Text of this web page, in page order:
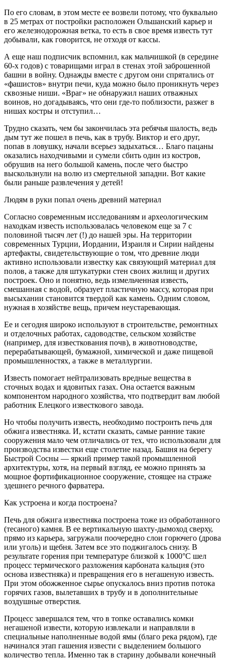
По его словам, в этом месте ее возвели потому, что буквально
в 25 метрах от постройки расположен Ольшанский карьер и
его железнодорожная ветка, то есть в свое время известь тут
добывали, как говорится, не отходя от кассы.
А еще наш подписчик вспомнил, как мальчишкой (в середине
60-х годов) с товарищами играл в стенах этой заброшенной
башни в войну. Однажды вместе с другом они спрятались от
«фашистов» внутри печи, куда можно было проникнуть через
сквозные ниши. «Враг» не обнаружил наших отважных
воинов, но догадываясь, что они где-то поблизости, разжег в
нишах костры и отступил…
Трудно сказать, чем бы закончилась эта ребячья шалость, ведь
дым тут же пошел в печь, как в трубу. Виктор и его друг,
попав в ловушку, начали всерьез задыхаться… Благо пацаны
оказались находчивыми и сумели сбить один из костров,
обрушив на него большой камень, после чего быстро
выскользнули на волю из смертельной западни. Вот какие
были раньше развлечения у детей!
Людям в руки попал очень древний материал
Согласно современным исследованиям и археологическим
находкам известь использовалась человеком еще за 7 с
половиной тысяч лет (!) до нашей эры. На территории
современных Турции, Иордании, Израиля и Сирии найдены
артефакты, свидетельствующие о том, что древние люди
активно использовали известку как связующий материал для
полов, а также для штукатурки стен своих жилищ и других
построек. Оно и понятно, ведь измельченная известь,
смешанная с водой, образует пластичную массу, которая при
высыхании становится твердой как камень. Одним словом,
нужная в хозяйстве вещь, причем неустаревающая.
Ее и сегодня широко используют в строительстве, ремонтных
и отделочных работах, садоводстве, сельском хозяйстве
(например, для известкования почв), в животноводстве,
перерабатывающей, бумажной, химической и даже пищевой
промышленностях, а также в металлургии.
Известь помогает нейтрализовать вредные вещества в
сточных водах и ядовитых газах. Она остается важным
компонентом народного хозяйства, что подтвердит вам любой
работник Елецкого известкового завода.
Но чтобы получить известь, необходимо построить печь для
обжига известняка. И, кстати сказать, самые ранние такие
сооружения мало чем отличались от тех, что использовали для
производства известки еще столетие назад. Башня на берегу
Быстрой Сосны — яркий пример такой промышленной
архитектуры, хотя, на первый взгляд, ее можно принять за
мощное фортификационное сооружение, стоящее на страже
здешнего речного фарватера.
Как устроена и когда построена?
Печь для обжига известняка построена тоже из обработанного
(тесаного) камня. В ее вертикальную шахту-дымоход сверху,
прямо из карьера, загружали поочередно слои горючего (дрова
или уголь) и щебня. Затем все это поджигалось снизу. В
результате горения при температуре близкой к 1000°С шел
процесс термического разложения карбоната кальция (это
основа известняка) и превращения его в негашеную известь.
При этом обожженное сырье опускалось вниз против потока
горячих газов, вылетавших в трубу и в дополнительные
воздушные отверстия.
Процесс завершался тем, что в топке оставались комки
негашеной извести, которую извлекали и направляли в
специальные наполненные водой ямы (благо река рядом), где
начинался этап гашения извести с выделением большого
количество тепла. Именно так в старину добывали конечный